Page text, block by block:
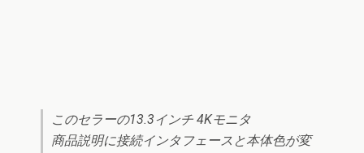
このセラーの13.3インチ 4Kモニタ
商品説明に接続インタフェースと本体色が変